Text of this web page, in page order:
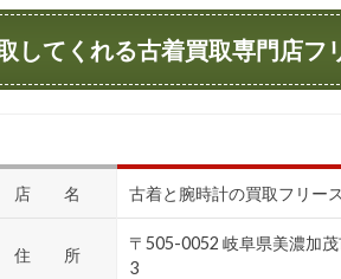
してくれる古着買取専門店フ
店 名 古着と腕時計の買取フリー
住 所
〒505-0052 岐阜県美濃加
3